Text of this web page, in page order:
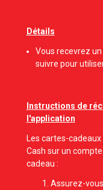
Détails
Vous recevrez
suivre pour
Instructions de
l'application
Les cartes-
Cash sur un
cadeau :
Assurez-